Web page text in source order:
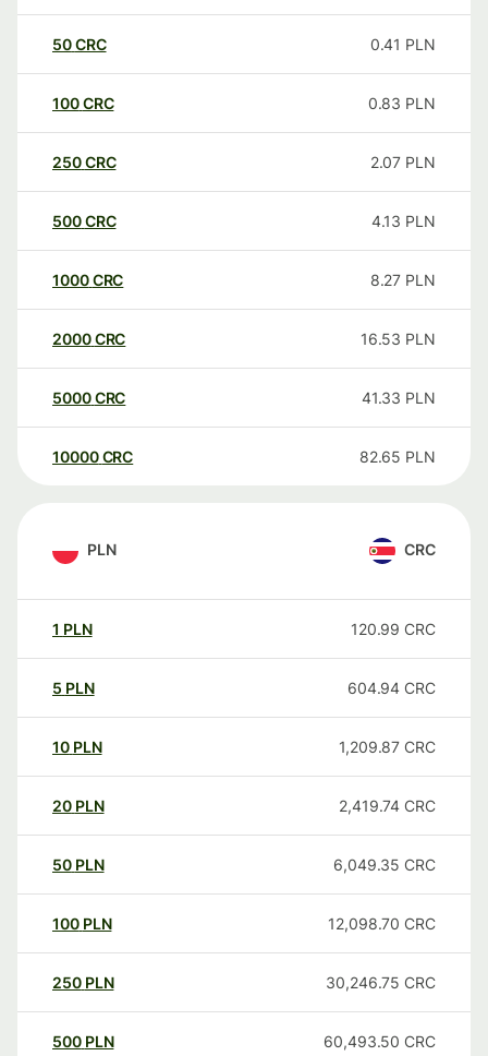
50CRC 0.41 PLN
100CRC 0.83 PLN
250CRC 2.07 PLN
500CRC 4.13 PLN
1000CRC 8.27 PLN
2000CRC 16.53 PLN
5000CRC 41.33 PLN
10000 CRC 82.65 PLN
PLN CRC
1 PLN 120.99 CRC
5 PLN 604.94 CRC
10 PLN 1,209.87 CRC
20 PLN 2,419.74 CRC
50 PLN 6,049.35 CRC
100 PLN 12,098.70 CRC
250 PLN 30,246.75 CRC
500 PLN 60,493.50 CRC